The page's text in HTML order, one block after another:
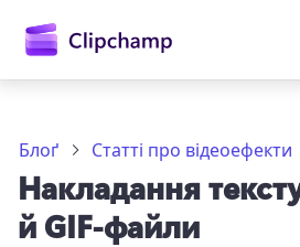
вмісту
Блоґ Статті про відеоефекти
Накладання
й GIF-файли